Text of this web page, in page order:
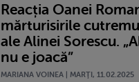
Reacția Oanei
mărturisirile
ale Alinei Sorescu.
nu e joacă”
MARIANA VOINEA | MARŢI, 11.02.2025